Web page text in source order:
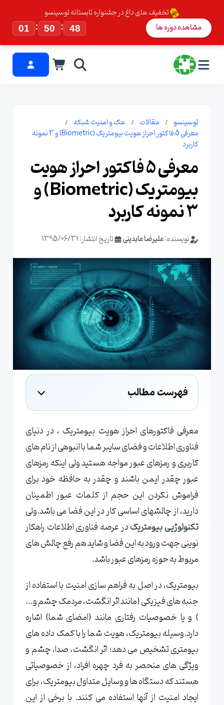
تخفیف های داغ در جشنواره تابستانه توسینسو
01
: 50 : 48 مشاهده دوره ها
توسینسو مقالات
هک و امنیت شبکه
معرفی 5 فاکتور احراز هویت بیومتریک (Biometric) و 3 نمونه
کاربرد
معرفی 5 فاکتور احراز هویت
بیومتریک (Biometric) و
3 نمونه کاربرد
نویسنده:علیرضا عابدینی تاریخ انتشار: 1395/06/31
فهرست مطالب
نمونه کاربردهای جالب سیستم های بیومتریک
معرفی فاکتورهای احراز هویت بیومتریک ، در دنیای
فناوری اطلاعات و فضای سایبر شما با انبوهی از نام های
کاربری و رمزهای عبور مواجه هستید ولی اینکه رمزهای
عبور چقدر ایمن باشند و چقدر به حافظه خود برای
فراموش نکردن این حجم از کلمات عبور اطمینان
دارید، از چالشهای اساسی کار در این فضا می باشد.ولی
تکنولوژيی بیومتریک در عرصه فناوری اطلاعات راهکار
نوینی جهت ورود به این فضا و شاید هم رفع چالش های
مربوط به حوزه رمزهای عبور باشد.
بیومتریک، در اصل به فراهم سازی امنیت با استفاده از
جنبه های فیزیکی (مانند اثر انگشت، مردمک چشم و...
) و یا خصوصیات رفتاری مانند (امضای شما) اشاره
دارد.وسیله بیومتریک، هویت شما را با کمک داده های
بیومتری تشخیص می دهد؛ اثر انگشت، صدا، چشم و
ویژگی های منحصر به فرد چهره افراد، از خصوصیاتی
هستند که دستگاه ها و وسایل متداول بیومتریک، برای
ایجاد امنیت از آنها استفاده می کنند. با برخی از این